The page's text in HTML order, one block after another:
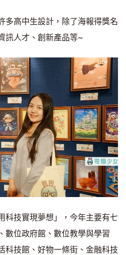
高中生設計，除了海報得獎名
訊人才、創新產品等~
科技實現夢想」，今年主要有七
數位政府館、數位教學與學習
科技館、好物一條街、金融科技